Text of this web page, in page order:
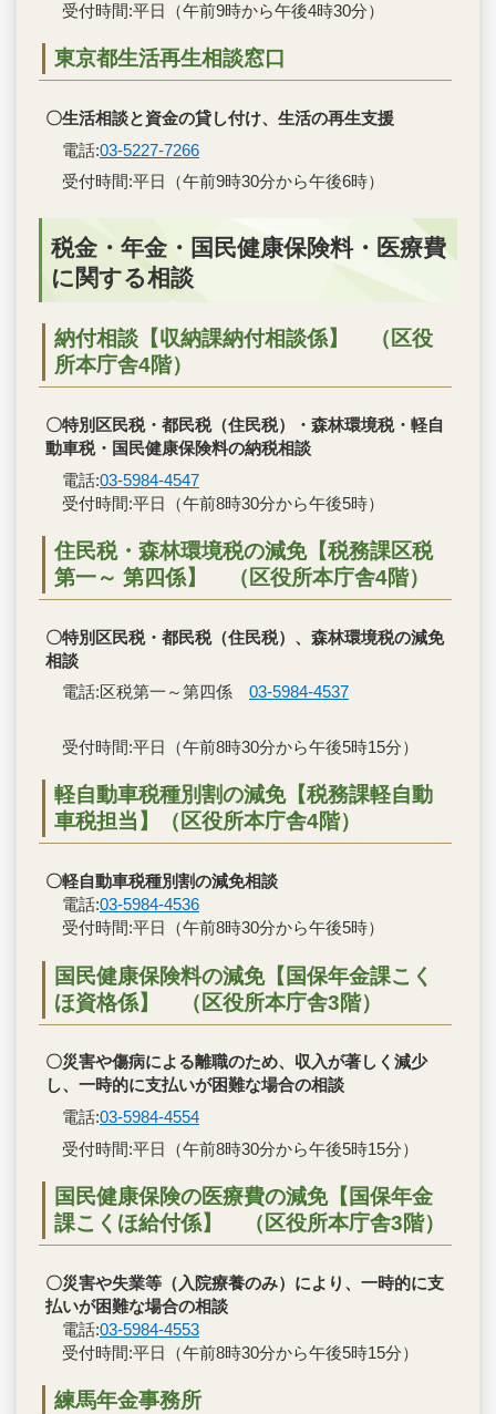
受付時間:平日（午前9時から午後4時30分）
東京都生活再生相談窓口
〇生活相談と資金の貸し付け、生活の再生支援
電話:03-5227-7266
受付時間:平日（午前9時30分から午後6時）
税金・年金・国民健康保険料・医療費
に関する相談
納付相談【収納課納付相談係】 （区役
所本庁舎4階）
〇特別区民税・都民税（住民税）・森林環境税・軽自
動車税・国民健康保険料の納税相談
電話:03-5984-4547
受付時間:平日（午前8時30分から午後5時）
住民税・森林環境税の減免【税務課区税
第一～ 第四係】 （区役所本庁舎4階）
〇特別区民税・都民税（住民税）、森林環境税の減免
相談
電話:区税第一～第四係 03-5984-4537
受付時間:平日（午前8時30分から午後5時15分）
軽自動車税種別割の減免【税務課軽自動
車税担当】（区役所本庁舎4階）
〇軽自動車税種別割の減免相談
電話:03-5984-4536
受付時間:平日（午前8時30分から午後5時）
国民健康保険料の減免【国保年金課こく
ほ資格係】 （区役所本庁舎3階）
〇災害や傷病による離職のため、収入が著しく減少
し、一時的に支払いが困難な場合の相談
電話:03-5984-4554
受付時間:平日（午前8時30分から午後5時15分）
国民健康保険の医療費の減免【国保年金
課こくほ給付係】 （区役所本庁舎3階）
〇災害や失業等（入院療養のみ）により、一時的に支
払いが困難な場合の相談
電話:03-5984-4553
受付時間:平日（午前8時30分から午後5時15分）
練馬年金事務所